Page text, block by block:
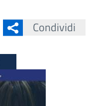
Condividi